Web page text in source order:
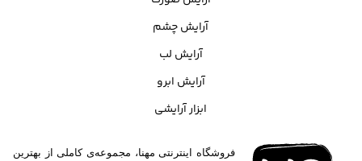
آرایش چشم
آرایش لب
آرایش ابرو
ابزار آرایشی
فروشگاه اینترنتی مهنا، مجموعه‌ی کاملی از بهترین